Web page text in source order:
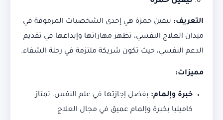
التعريف: نيفين حمزة هي إحدى الشخصيات المرموقة في
ميدان العلاج النفسي، تظهر مهاراتها وإبداعها في تقديم
الدعم النفسي، حيث تكون شريكة ملتزمة في رحلة الشفاء.
مميزات:
خبرة وإلمام: بفضل إجازتها في علم النفس، تمتاز
كاميليا بخبرة وإلمام عميق في مجال العلاج